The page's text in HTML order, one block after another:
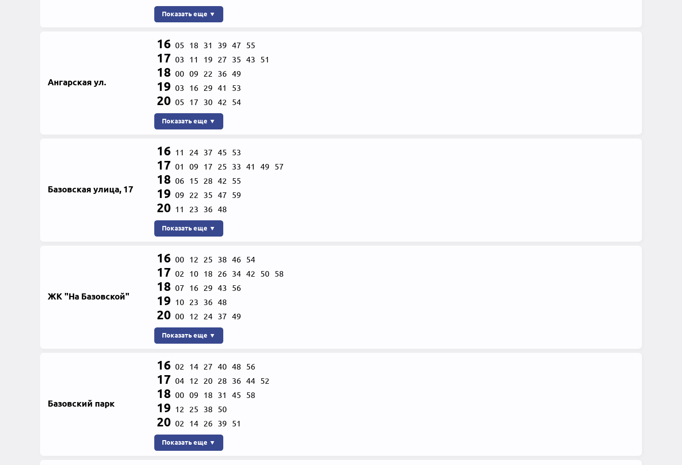
Показать еще ▼
Ангарская ул.
16 05 18 31 39 47 55
17 03 11 19 27 35 43 51
18 00 09 22 36 49
19 03 16 29 41 53
20 05 17 30 42 54
Показать еще ▼
Базовская улица, 17
16 11 24 37 45 53
17 01 09 17 25 33 41 49 57
18 06 15 28 42 55
19 09 22 35 47 59
20 11 23 36 48
Показать еще ▼
ЖК "На Базовской"
16 00 12 25 38 46 54
17 02 10 18 26 34 42 50 58
18 07 16 29 43 56
19 10 23 36 48
20 00 12 24 37 49
Показать еще ▼
Базовский парк
16 02 14 27 40 48 56
17 04 12 20 28 36 44 52
18 00 09 18 31 45 58
19 12 25 38 50
20 02 14 26 39 51
Показать еще ▼